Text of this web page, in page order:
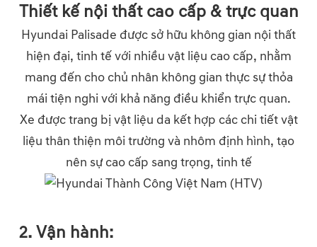
Thiết kế nội thất cao cấp & trực quan
Hyundai Palisade được sở hữu không gian nội thất
hiện đại, tinh tế với nhiều vật liệu cao cấp, nhằm
mang đến cho chủ nhân không gian thực sự thỏa
mái tiện nghi với khả năng điều khiển trực quan.
Xe được trang bị vật liệu da kết hợp các chi tiết vật
liệu thân thiện môi trường và nhôm định hình, tạo
nên sự cao cấp sang trọng, tinh tế
2. Vận hành: